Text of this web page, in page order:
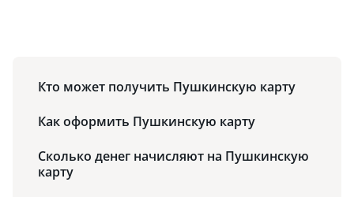
Кто может получить Пушкинскую карту
Как оформить Пушкинскую карту
Сколько денег начисляют на Пушкинскую
карту